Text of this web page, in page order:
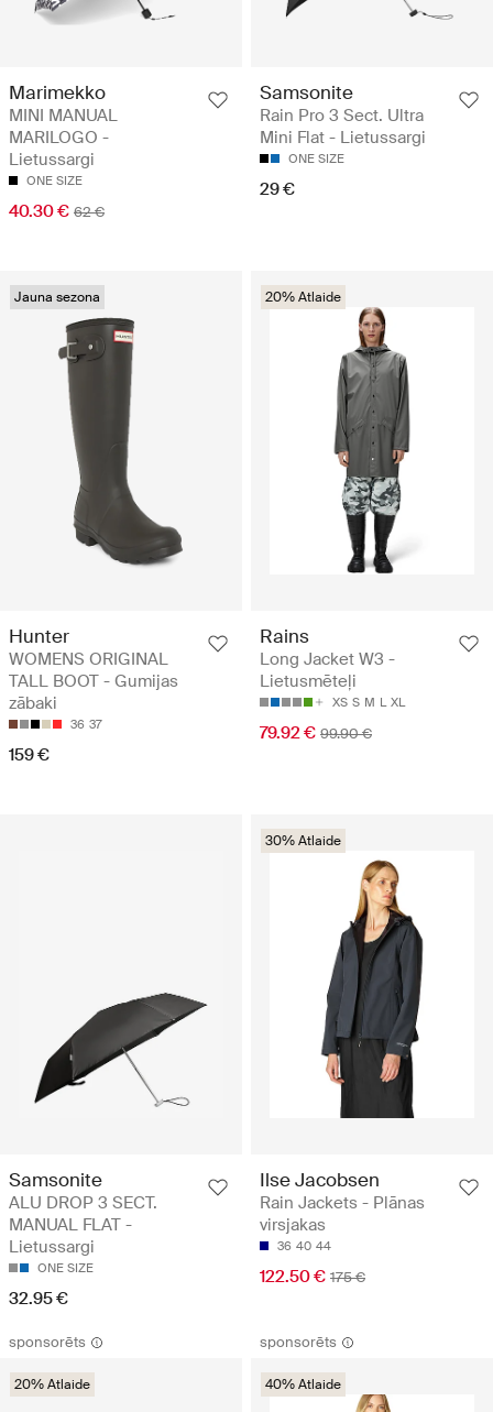
Marimekko
MINI MANUAL
MARILOGO -
Lietussargi
ONE SIZE
40.30 € 62 €
Samsonite
Rain Pro 3 Sect. Ultra
Mini Flat - Lietussargi
ONE SIZE
29 €
Jauna sezona
Hunter
WOMENS ORIGINAL
TALL BOOT - Gumijas
zābaki
36 37
159 €
20% Atlaide
Rains
Long Jacket W3 -
Lietusmēteļi
XS S M L XL
79.92 € 99.90 €
Samsonite
ALU DROP 3 SECT.
MANUAL FLAT -
Lietussargi
ONE SIZE
32.95 €
30% Atlaide
Ilse Jacobsen
Rain Jackets - Plānas
virsjakas
36 40 44
122.50 € 175 €
sponsorēts
20% Atlaide
sponsorēts
40% Atlaide